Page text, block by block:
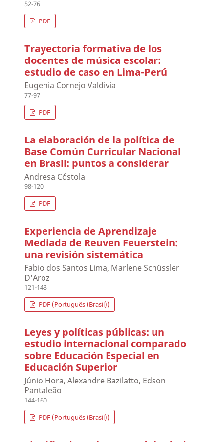
52-76
PDF
Trayectoria formativa de los
docentes de música escolar:
estudio de caso en Lima-Perú
Eugenia Cornejo Valdivia
77-97
PDF
La elaboración de la política de
Base Común Curricular Nacional
en Brasil: puntos a considerar
Andresa Cóstola
98-120
PDF
Experiencia de Aprendizaje
Mediada de Reuven Feuerstein:
una revisión sistemática
Fabio dos Santos Lima, Marlene Schüssler
D'Aroz
121-143
PDF (Português (Brasil))
Leyes y políticas públicas: un
estudio internacional comparado
sobre Educación Especial en
Educación Superior
Júnio Hora, Alexandre Bazilatto, Edson
Pantaleão
144-160
PDF (Português (Brasil))